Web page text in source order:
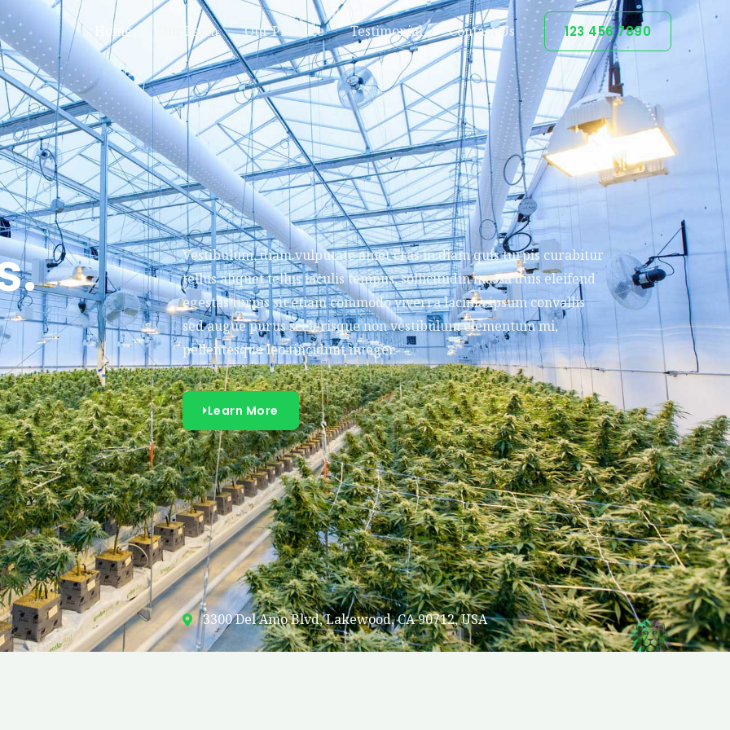
Home Our Farm Our Produce Testimonial Contact Us 123 456 7890
Vestibulum, diam vulputate amet cras in diam quis turpis curabitur
tellus aliquet tellus iaculis tempus, sollicitudin massa duis eleifend
egestas turpis sit etiam commodo viverra lacinia ipsum convallis
sed augue purus scelerisque non vestibulum elementum mi,
pellentesque leo tincidunt integer.
Learn More
3300 Del Amo Blvd, Lakewood, CA 90712, USA